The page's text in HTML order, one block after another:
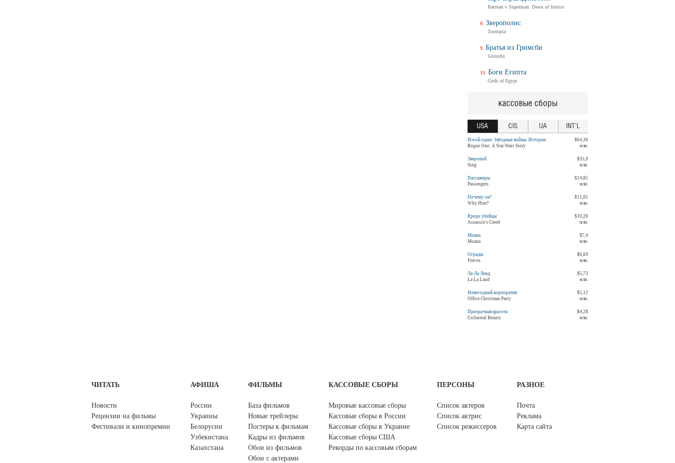
Batman v Superman: Dawn of Justice
Зверополис
Zootopia
Братья из Гримсби
Grimsby
Боги Египта
Gods of Egypt
кассовые сборы
USA CIS UA INT'L
Изгой-один: Звёздные войны. Истории
Rogue One: A Star Wars Story
$64,38
млн.
Зверопой
Sing
$35,9
млн.
Пассажиры
Passengers
$14,85
млн.
Почему он?
Why Him?
$11,05
млн.
Кредо убийцы
Assassin's Creed
$10,28
млн.
Моана
Moana
$7,4
млн.
Ограды
Fences
$6,69
млн.
Ла-Ла Ленд
La La Land
$5,73
млн.
Новогодний корпоратив
Office Christmas Party
$5,12
млн.
Призрачная красота
Collateral Beauty
$4,28
млн.
ЧИТАТЬ
Новости
Рецензии на фильмы
Фестивали и кинопремии
АФИША
России
Украины
Белорусии
Узбекистана
Казахстана
ФИЛЬМЫ
База фильмов
Новые трейлеры
Постеры к фильмам
Кадры из фильмов
Обои из фильмов
Обои с актерами
КАССОВЫЕ СБОРЫ
Мировые кассовые сборы
Кассовые сборы в России
Кассовые сборы в Украине
Кассовые сборы США
Рекорды по кассовым сборам
ПЕРСОНЫ
Список актеров
Список актрис
Список режиссеров
РАЗНОЕ
Почта
Реклама
Карта сайта